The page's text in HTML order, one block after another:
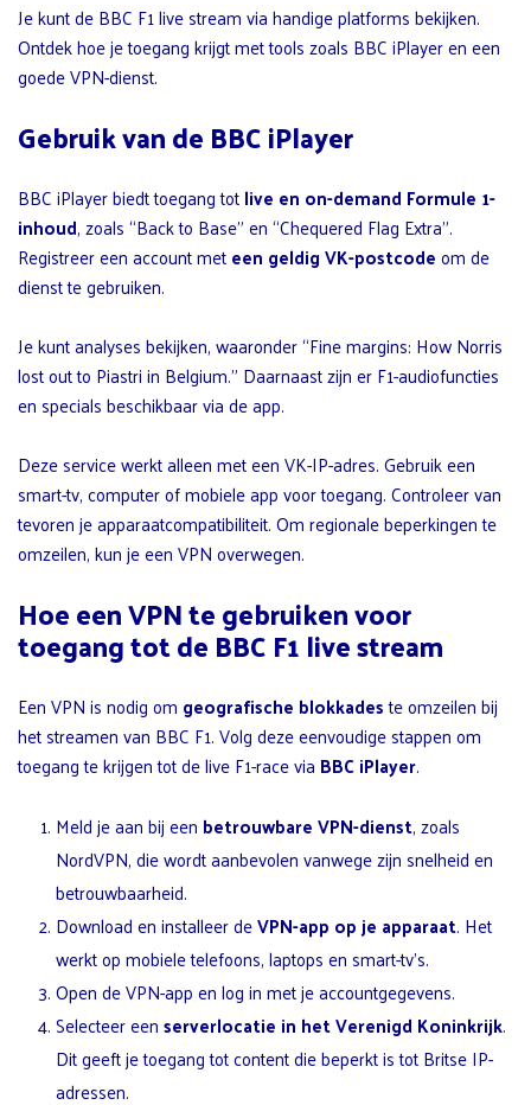
Je kunt de BBC F1 live stream via handige platforms bekijken.
Ontdek hoe je toegang krijgt met tools zoals BBC iPlayer en een
goede VPN-dienst.
Gebruik van de BBC iPlayer
BBC iPlayer biedt toegang totlive en on-demand Formule 1-
inhoud, zoals “Back to Base” en “Chequered Flag Extra”.
Registreer een account meteen geldig VK-postcodeom de
dienst te gebruiken.
Je kunt analyses bekijken, waaronder “Fine margins: How Norris
lost out to Piastri in Belgium.” Daarnaast zijn er F1-audiofuncties
en specials beschikbaar via de app.
Deze service werkt alleen met een VK-IP-adres. Gebruik een
smart-tv, computer of mobiele app voor toegang. Controleer van
tevoren je apparaatcompatibiliteit. Om regionale beperkingen te
omzeilen, kun je een VPN overwegen.
Hoe een VPN te gebruiken voor
toegang tot de BBC F1 live stream
Een VPN is nodig om geografische blokkadeste omzeilen bij
het streamen van BBC F1. Volg deze eenvoudige stappen om
toegang te krijgen tot de live F1-race via BBC iPlayer.
Meld je aan bij een betrouwbare VPN-dienst, zoals
NordVPN, die wordt aanbevolen vanwege zijn snelheid en
betrouwbaarheid.
Download en installeer deVPN-app op je apparaat. Het
werkt op mobiele telefoons, laptops en smart-tv’s.
Open de VPN-app en log in met je accountgegevens.
Selecteer eenserverlocatie in het Verenigd Koninkrijk.
Dit geeft je toegang tot content die beperkt is tot Britse IP-
adressen.